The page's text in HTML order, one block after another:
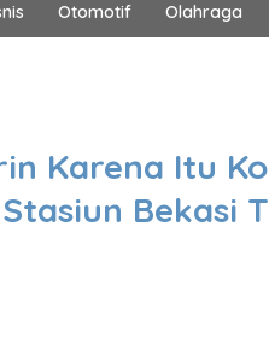
Otomotif Olahraga
Karena Itu
Bekasi